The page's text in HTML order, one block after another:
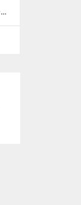
Bandırmaspor’un Yanındayız Demekle Olmuyor!